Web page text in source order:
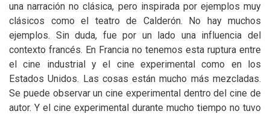
una narración no clásica, pero inspirada por ejemplos muy
clásicos como el teatro de Calderón. No hay muchos
ejemplos. Sin duda, fue por un lado una influencia del
contexto francés. En Francia no tenemos esta ruptura entre
el cine industrial y el cine experimental como en los
Estados Unidos. Las cosas están mucho más mezcladas.
Se puede observar un cine experimental dentro del cine de
autor. Y el cine experimental durante mucho tiempo no tuvo